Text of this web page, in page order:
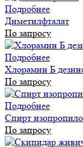
Подробнее
Диметилфталат
По запросу
Подробнее
Хлорамин Б
По запросу
Подробнее
Спирт
По запросу